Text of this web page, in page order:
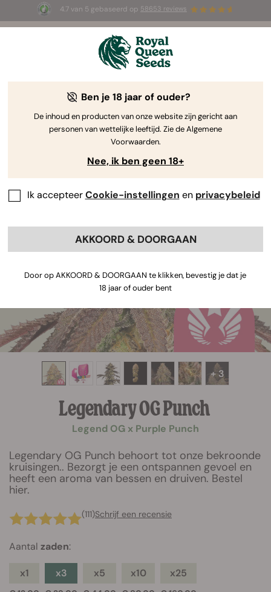
4.7 van 5 gebaseerd op 58653 reviews
☀️ Summer Sales: tot wel 50% korting
op geselecteerde producten! ⏤
+ 3
Legendary OG Punch
Legend OG x Purple Punch
Legendary OG Punch behoort tot onze bekroonde
kruisingen.. Bezorgt je een ontspannen gevoel en
heeft een aroma van bessen en druiven. Bestel
hier.
(111)Schrijf een recensie
Aantal zaden:
x1 x3 x5 x10 x25
Ben je 18 jaar of ouder?
De inhoud en producten van onze website zijn gericht aan
personen van wettelijke leeftijd. Zie de Algemene
Voorwaarden.
Nee, ik ben geen 18+
Ik accepteerCookie-instellingen en privacybeleid
AKKOORD & DOORGAAN
Door op AKKOORD & DOORGAAN te klikken, bevestig je dat je
18 jaar of ouder bent